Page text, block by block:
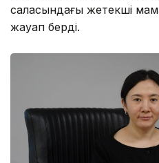
саласындағы жетекші
жауап берді.